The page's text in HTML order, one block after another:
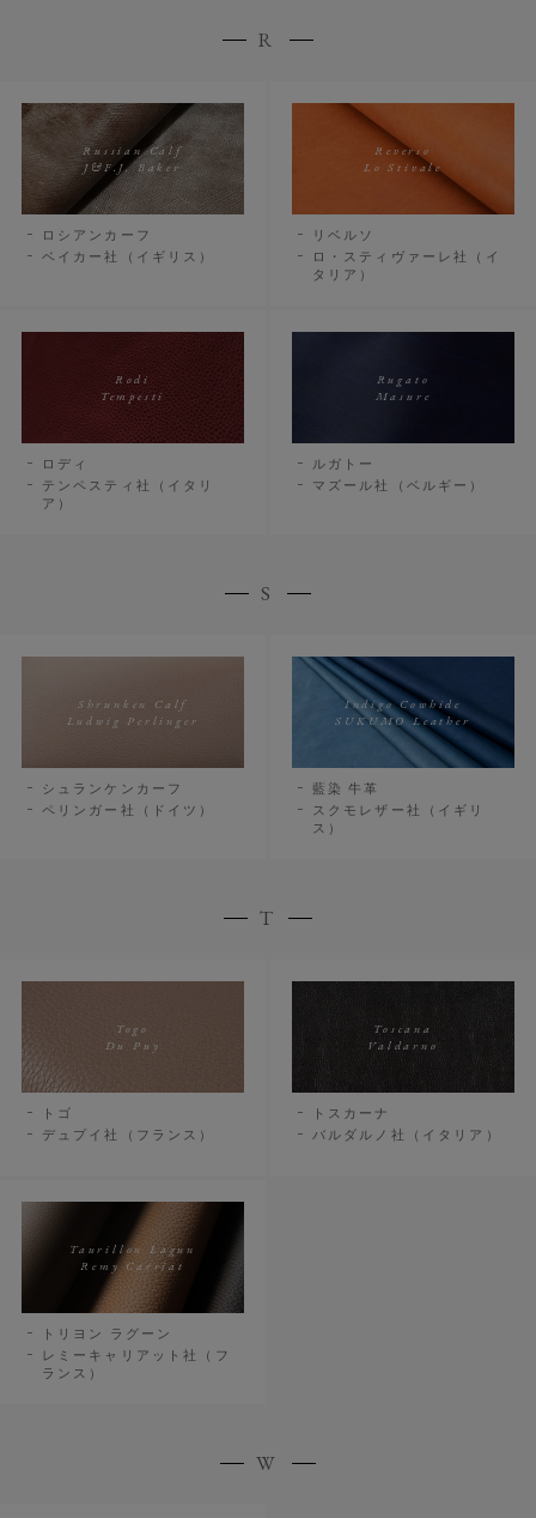
R
Russian Calf
J&F.J. Baker
ロシアンカーフ
ベイカー社（イギリス）
Reverso
Lo Stivale
リベルソ
ロ・スティヴァーレ社（イ
タリア）
Rodi
Tempesti
ロディ
テンペスティ社（イタリ
ア）
Rugato
Masure
ルガトー
マズール社（ベルギー）
S
Shrunken Calf
Ludwig Perlinger
シュランケンカーフ
ペリンガー社（ドイツ）
Indigo Cowhide
SUKUMO Leather
藍染 牛革
スクモレザー社（イギリ
ス）
T
Togo
Du Puy
トゴ
デュプイ社（フランス）
Toscana
Valdarno
トスカーナ
バルダルノ社（イタリア）
Taurillon Lagun
Remy Carriat
トリヨン ラグーン
レミーキャリアット社（フ
ランス）
W